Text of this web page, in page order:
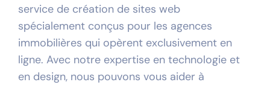
service de création de sites web
spécialement conçus pour les agences
immobilières qui opèrent exclusivement en
ligne. Avec notre expertise en technologie et
en design, nous pouvons vous aider à